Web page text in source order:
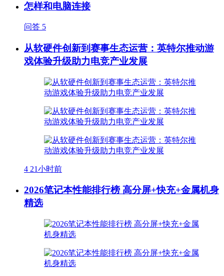
怎样和电脑连接
问答 5
从软硬件创新到赛事生态运营：英特尔推动游
戏体验升级助力电竞产业发展
4 21小时前
2026笔记本性能排行榜 高分屏+快充+金属机身
精选